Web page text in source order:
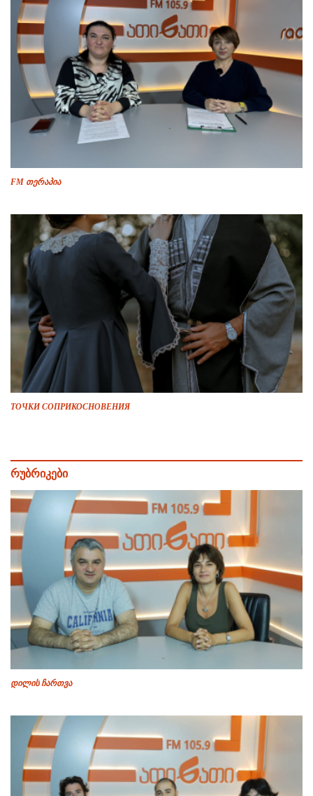
FM თერაპია
ТОЧКИ СОПРИКОСНОВЕНИЯ
რუბრიკები
დილის ჩართვა